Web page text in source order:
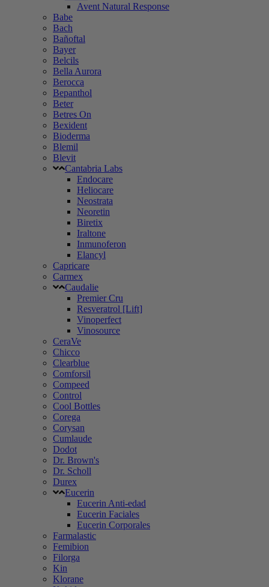
Avent Natural Response
Babe
Bach
Bañoftal
Bayer
Belcils
Bella Aurora
Berocca
Bepanthol
Beter
Betres On
Bexident
Bioderma
Blemil
Blevit
Cantabria Labs
Endocare
Heliocare
Neostrata
Neoretin
Biretix
Iraltone
Inmunoferon
Elancyl
Capricare
Carmex
Caudalie
Premier Cru
Resveratrol [Lift]
Vinoperfect
Vinosource
CeraVe
Chicco
Clearblue
Comforsil
Compeed
Control
Cool Bottles
Corega
Corysan
Cumlaude
Dodot
Dr. Brown's
Dr. Scholl
Durex
Eucerin
Eucerin Anti-edad
Eucerin Faciales
Eucerin Corporales
Farmalastic
Femibion
Filorga
Kin
Klorane